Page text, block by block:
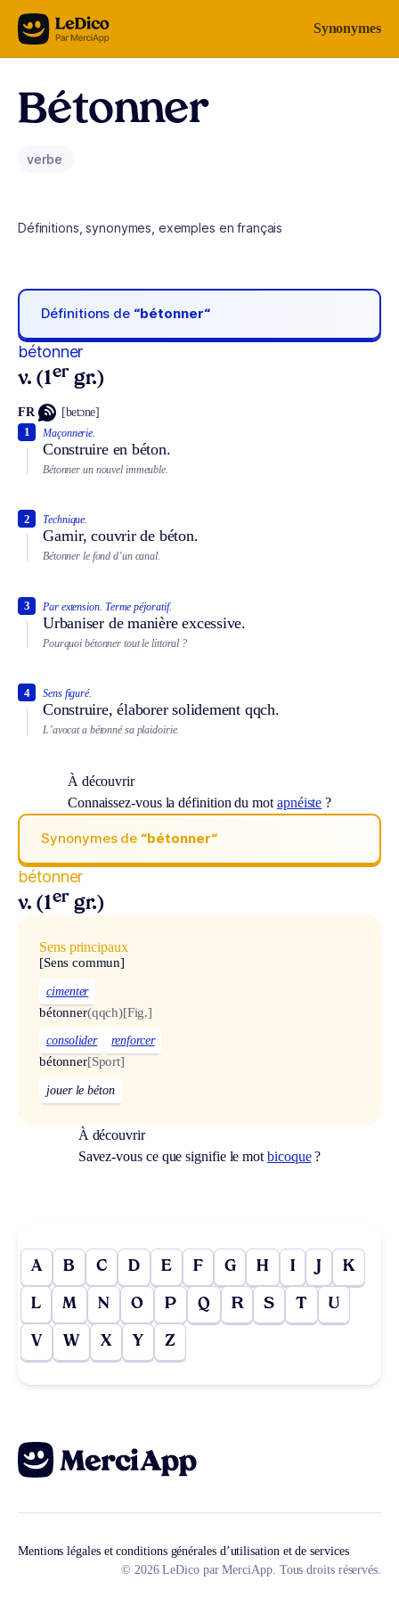
Aller au contenu Synonymes
Bétonner
verbe
Définitions, synonymes, exemples en français
Définitions de “bétonner“
bétonner
v. (1er gr.)
FR [betɔne]
Maçonnerie.
Construire en béton.
1
Bétonner un nouvel immeuble.
Technique.
Garnir, couvrir de béton.
2
Bétonner le fond d’un canal.
Par extension. Terme péjoratif.
Urbaniser de manière excessive.
3
Pourquoi bétonner tout le littoral ?
Sens figuré.
Construire, élaborer solidement qqch.
4
L’avocat a bétonné sa plaidoirie.
À découvrir
Connaissez-vous la définition du mot apnéiste ?
Synonymes de “bétonner“
bétonner
v. (1er gr.)
Sens principaux
[Sens commun]
cimenter
bétonner(qqch)[Fig.]
consolider renforcer
bétonner[Sport]
jouer le béton
À découvrir
Savez-vous ce que signifie le mot bicoque?
A B C D E F G H I J K
L M N O P Q R S T U
V W X Y Z
Mentions légales et conditions générales d’utilisation et de services
© 2026 LeDico par MerciApp. Tous droits réservés.